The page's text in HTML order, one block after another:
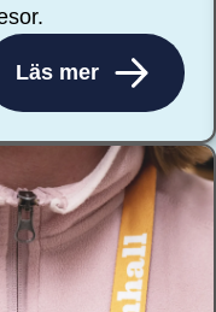
Läs mer